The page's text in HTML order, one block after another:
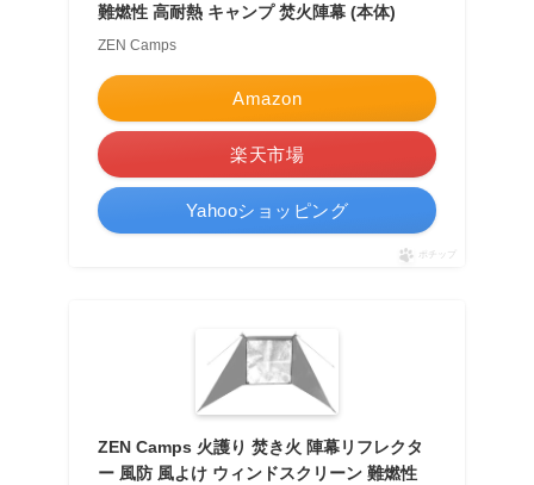
難燃性 高耐熱 キャンプ 焚火陣幕 (本体)
ZEN Camps
Amazon
楽天市場
Yahooショッピング
ポチップ
ZEN Camps 火護り 焚き火 陣幕リフレクタ
ー 風防 風よけ ウィンドスクリーン 難燃性